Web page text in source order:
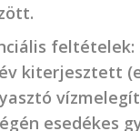
feltételek
kiterjesztett
esedékes